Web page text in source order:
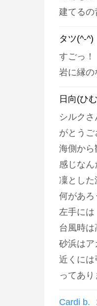
建てるの
タツ(^-^)
すごっ！
岩に縁の
日向(ひ
シルク
がとうご
海側から
感じなん
凜とした
何があろ
左手には
台風時
砂浜はア
近くには
ってあり
Cardi b.